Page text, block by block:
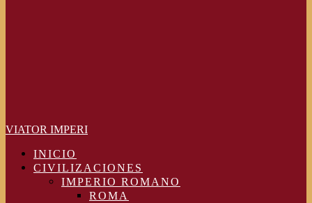
VIATOR IMPERI
INICIO
CIVILIZACIONES
IMPERIO ROMANO
ROMA